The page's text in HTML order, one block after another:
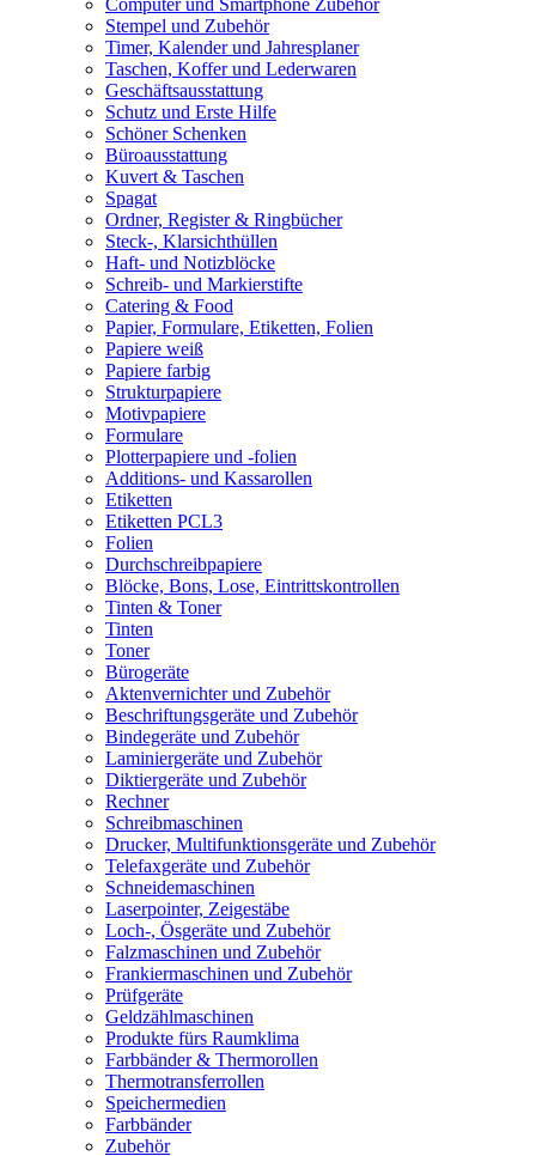
Computer und Smartphone Zubehör
Stempel und Zubehör
Timer, Kalender und Jahresplaner
Taschen, Koffer und Lederwaren
Geschäftsausstattung
Schutz und Erste Hilfe
Schöner Schenken
Büroausstattung
Kuvert & Taschen
Spagat
Ordner, Register & Ringbücher
Steck-, Klarsichthüllen
Haft- und Notizblöcke
Schreib- und Markierstifte
Catering & Food
Papier, Formulare, Etiketten, Folien
Papiere weiß
Papiere farbig
Strukturpapiere
Motivpapiere
Formulare
Plotterpapiere und -folien
Additions- und Kassarollen
Etiketten
Etiketten PCL3
Folien
Durchschreibpapiere
Blöcke, Bons, Lose, Eintrittskontrollen
Tinten & Toner
Tinten
Toner
Bürogeräte
Aktenvernichter und Zubehör
Beschriftungsgeräte und Zubehör
Bindegeräte und Zubehör
Laminiergeräte und Zubehör
Diktiergeräte und Zubehör
Rechner
Schreibmaschinen
Drucker, Multifunktionsgeräte und Zubehör
Telefaxgeräte und Zubehör
Schneidemaschinen
Laserpointer, Zeigestäbe
Loch-, Ösgeräte und Zubehör
Falzmaschinen und Zubehör
Frankiermaschinen und Zubehör
Prüfgeräte
Geldzählmaschinen
Produkte fürs Raumklima
Farbbänder & Thermorollen
Thermotransferrollen
Speichermedien
Farbbänder
Zubehör